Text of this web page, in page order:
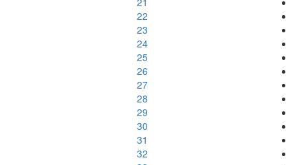
22
23
24
25
26
27
28
29
30
31
32